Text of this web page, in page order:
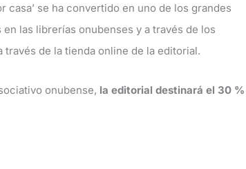
casa’ se ha convertido en uno de los grandes
las librerías onubenses y a través de los
de la tienda online de la editorial.
onubense, la editorial destinará el 30 %